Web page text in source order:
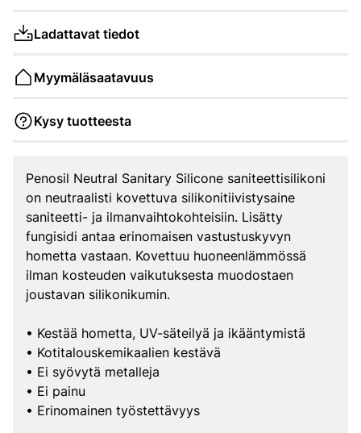
Ladattavat tiedot
Myymäläsaatavuus
Kysy tuotteesta
Penosil Neutral Sanitary Silicone saniteettisilikoni
on neutraalisti kovettuva silikonitiivistysaine
saniteetti- ja ilmanvaihtokohteisiin. Lisätty
fungisidi antaa erinomaisen vastustuskyvyn
hometta vastaan. Kovettuu huoneenlämmössä
ilman kosteuden vaikutuksesta muodostaen
joustavan silikonikumin.
• Kestää hometta, UV-säteilyä ja ikääntymistä
• Kotitalouskemikaalien kestävä
• Ei syövytä metalleja
• Ei painu
• Erinomainen työstettävyys